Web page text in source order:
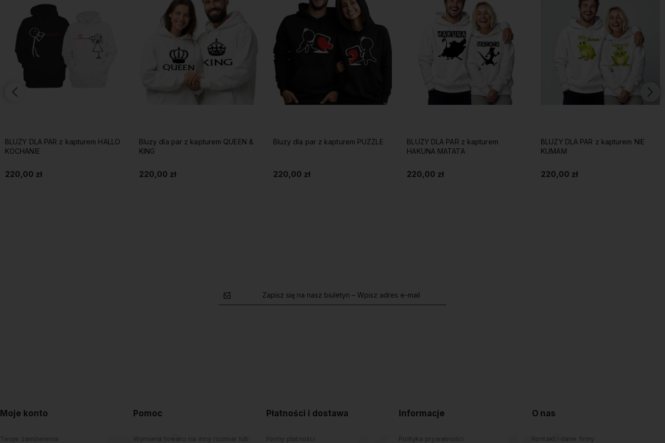
BLUZY DLA PAR z kapturem HALLO
KOCHANIE
220,00 zł
Bluzy dla par z kapturem QUEEN &
KING
220,00 zł
Bluzy dla par z kapturem PUZZLE
220,00 zł
BLUZY DLA PAR z kapturem
HAKUNA MATATA
220,00 zł
BLUZY DLA PAR z kapturem NIE
KUMAM
220,00 zł
Zapisz się na nasz biuletyn – Wpisz adres e-mail
Moje konto
Twoje zamówienia
Pomoc
Wymiana towaru na inny rozmiar lub
Płatności i dostawa
Formy płatności
Informacje
Polityka prywatności
O nas
Kontakt i dane firmy